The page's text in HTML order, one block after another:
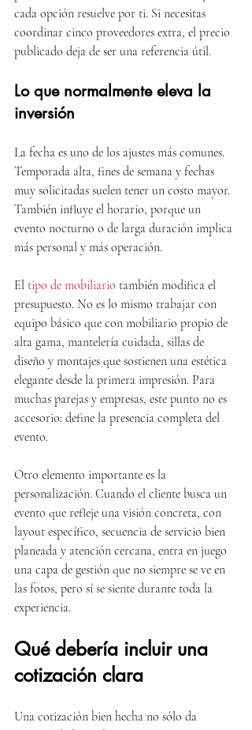
cada opción resuelve por ti. Si necesitas
coordinar cinco proveedores extra, el precio
publicado deja de ser una referencia útil.
Lo que normalmente eleva la
inversión
La fecha es uno de los ajustes más comunes.
Temporada alta, fines de semana y fechas
muy solicitadas suelen tener un costo mayor.
También influye el horario, porque un
evento nocturno o de larga duración implica
más personal y más operación.
El tipo de mobiliario también modifica el
presupuesto. No es lo mismo trabajar con
equipo básico que con mobiliario propio de
alta gama, mantelería cuidada, sillas de
diseño y montajes que sostienen una estética
elegante desde la primera impresión. Para
muchas parejas y empresas, este punto no es
accesorio: define la presencia completa del
evento.
Otro elemento importante es la
personalización. Cuando el cliente busca un
evento que refleje una visión concreta, con
layout específico, secuencia de servicio bien
planeada y atención cercana, entra en juego
una capa de gestión que no siempre se ve en
las fotos, pero sí se siente durante toda la
experiencia.
Qué debería incluir una
cotización clara
Una cotización bien hecha no sólo da